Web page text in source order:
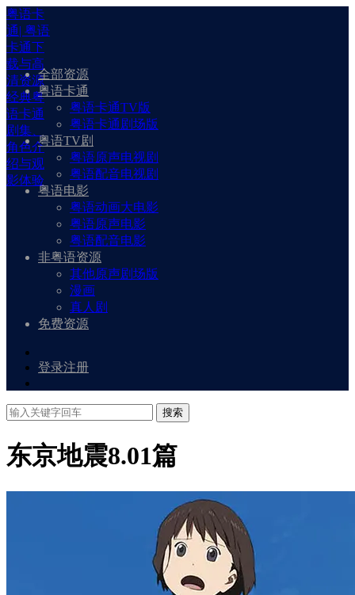
粤语卡
通| 粤语
卡通下
载与高
清资源
经典粤
语卡通
剧集、
角色介
绍与观
影体验
全部资源
粤语卡通
粤语卡通TV版
粤语卡通剧场版
粤语TV剧
粤语原声电视剧
粤语配音电视剧
粤语电影
粤语动画大电影
粤语原声电影
粤语配音电影
非粤语资源
其他原声剧场版
漫画
真人剧
免费资源
登录注册
搜索
东京地震8.01篇